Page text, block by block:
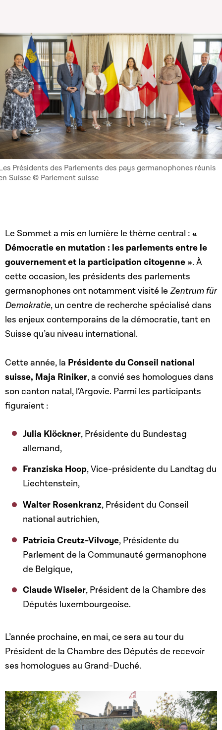
Présidents des Parlements des pays germanophones réunis
Suisse © Parlement suisse
Le Sommet a mis en lumière le thème central : «
Démocratie en mutation : les parlements entre le
gouvernement et la participation citoyenne ». À
cette occasion, les présidents des parlements
germanophones ont notamment visité le Zentrum für
Demokratie, un centre de recherche spécialisé dans
les enjeux contemporains de la démocratie, tant en
Suisse qu’au niveau international.
Cette année, la Présidente du Conseil national
suisse, Maja Riniker, a convié ses homologues dans
son canton natal, l’Argovie. Parmi les participants
figuraient :
Julia Klöckner, Présidente du Bundestag
allemand,
Franziska Hoop, Vice-présidente du Landtag du
Liechtenstein,
Walter Rosenkranz, Président du Conseil
national autrichien,
Patricia Creutz-Vilvoye, Présidente du
Parlement de la Communauté germanophone
de Belgique,
Claude Wiseler, Président de la Chambre des
Députés luxembourgeoise.
L’année prochaine, en mai, ce sera au tour du
Président de la Chambre des Députés de recevoir
ses homologues au Grand-Duché.